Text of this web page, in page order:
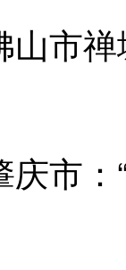
禅
：“